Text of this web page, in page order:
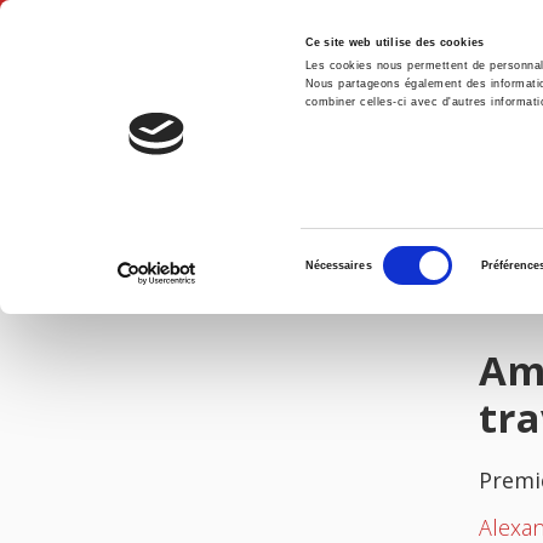
Ce site web utilise des cookies
Les cookies nous permettent de
Nous partageons également des
combiner celles-ci avec d'autres
consentement
Nécessaires
IMAGES